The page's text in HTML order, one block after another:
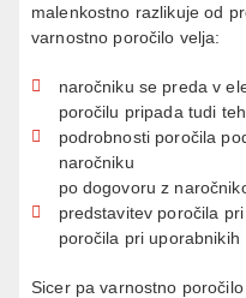
malenkostno razlikuje od
varnostno poročilo velja:
naročniku se preda v
poročilu pripada tudi
podrobnosti poročila
naročniku
po dogovoru z
predstavitev poročila
poročila pri uporabnikih
Sicer pa varnostno